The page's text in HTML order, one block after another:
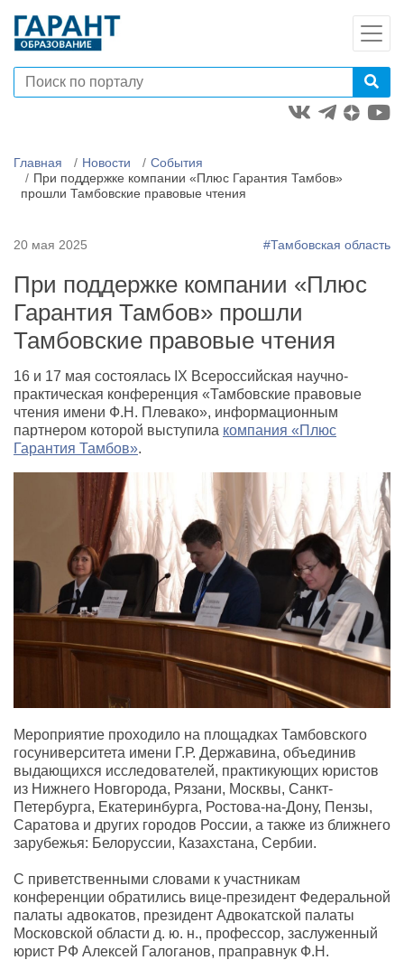
Главная Новости
События
При поддержке компании «Плюс Гарантия Тамбов»
прошли Тамбовские правовые чтения
20 мая 2025 #Тамбовская область
При поддержке компании «Плюс
Гарантия Тамбов» прошли
Тамбовские правовые чтения
16 и 17 мая состоялась IX Всероссийская научно-
практическая конференция «Тамбовские правовые
чтения имени Ф.Н. Плевако», информационным
партнером которой выступила компания «Плюс
Гарантия Тамбов».
Мероприятие проходило на площадках Тамбовского
госуниверситета имени Г.Р. Державина, объединив
выдающихся исследователей, практикующих юристов
из Нижнего Новгорода, Рязани, Москвы, Санкт-
Петербурга, Екатеринбурга, Ростова-на-Дону, Пензы,
Саратова и других городов России, а также из ближнего
зарубежья: Белоруссии, Казахстана, Сербии.
С приветственными словами к участникам
конференции обратились вице-президент Федеральной
палаты адвокатов, президент Адвокатской палаты
Московской области д. ю. н., профессор, заслуженный
юрист РФ Алексей Галоганов, праправнук Ф.Н.